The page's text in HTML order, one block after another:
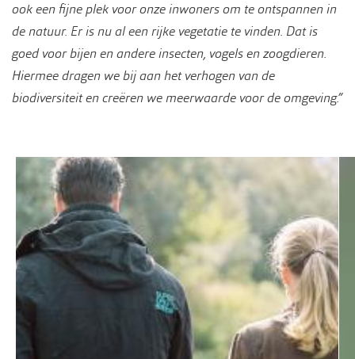
ook een fijne plek voor onze inwoners om te ontspannen in
de natuur. Er is nu al een rijke vegetatie te vinden. Dat is
goed voor bijen en andere insecten, vogels en zoogdieren.
Hiermee dragen we bij aan het verhogen van de
biodiversiteit en creëren we meerwaarde voor de omgeving.”